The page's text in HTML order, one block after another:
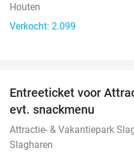
Houten
Verkocht: 2.099
Entreeticket voor
evt. snackmenu
Attractie- & Vakantiepark
Slagharen